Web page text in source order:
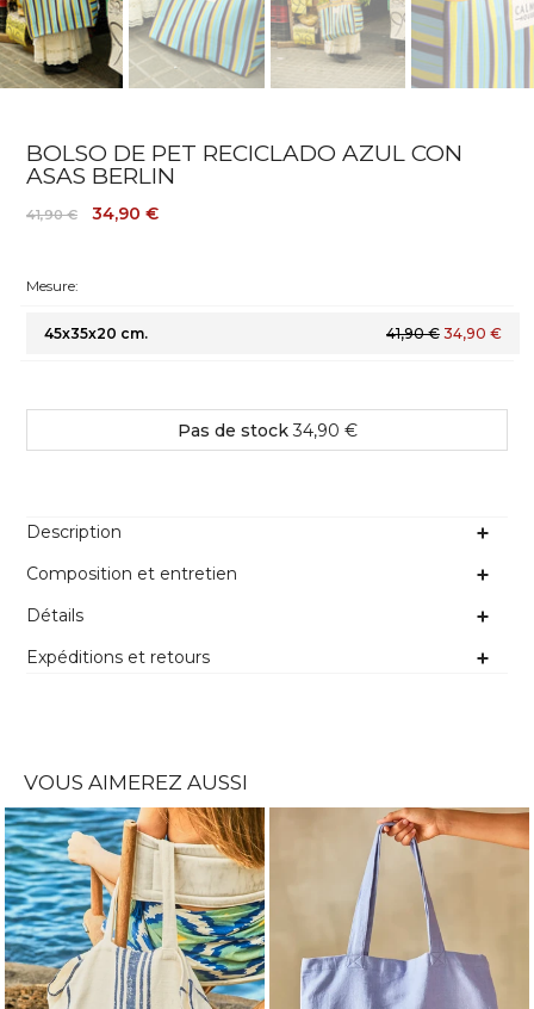
BOLSO DE PET RECICLADO AZUL CON
ASAS BERLIN
41,90 € 34,90 €
Mesure:
45x35x20 cm. 41,90 € 34,90 €
Pas de stock 34,90 €
Description
Composition et entretien
Détails
Expéditions et retours
VOUS AIMEREZ AUSSI